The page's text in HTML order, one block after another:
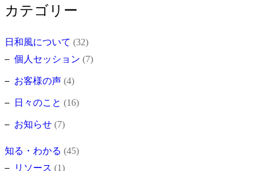
カテゴリー
日和風について (32)
個人セッション (7)
お客様の声 (4)
日々のこと (16)
お知らせ (7)
知る・わかる (45)
リソース (1)